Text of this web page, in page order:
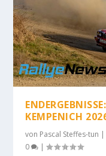
KEMPENICH
von Pascal Steffes-tun |
0
|